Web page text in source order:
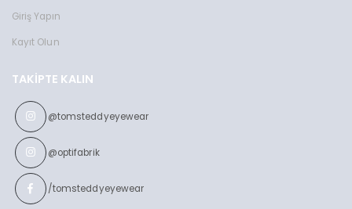
Giriş Yapın
Kayıt Olun
TAKIPTE KALIN
@tomsteddyeyewear
@optifabrik
/tomsteddyeyewear